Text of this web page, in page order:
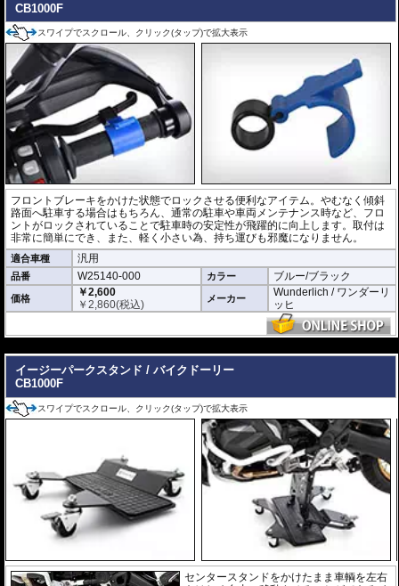
CB1000F
スワイプでスクロール、クリック(タップ)で拡大表示
フロントブレーキをかけた状態でロックさせる便利なアイテム。やむなく傾斜
路面へ駐車する場合はもちろん、通常の駐車や車両メンテナンス時など、フロ
ントがロックされていることで駐車時の安定性が飛躍的に向上します。取付は
非常に簡単にでき、また、軽く小さい為、持ち運びも邪魔になりません。
適合車種 汎用
品番 W25140-000 カラー ブルー/ブラック
価格
￥2,600
￥2,860(税込) メーカー
Wunderlich / ワンダーリ
ッヒ
イージーパークスタンド / バイクドーリー
CB1000F
スワイプでスクロール、クリック(タップ)で拡大表示
センタースタンドをかけたまま車輌を左右